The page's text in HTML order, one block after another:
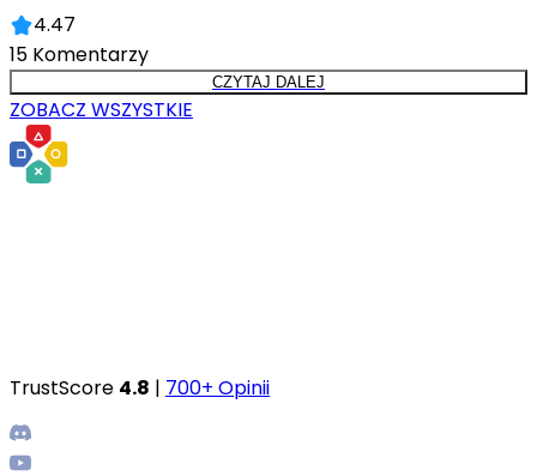
4.47
15 Komentarzy
CZYTAJ DALEJ
ZOBACZ WSZYSTKIE
TrustScore 4.8 | 700+ Opinii